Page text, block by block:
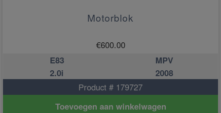
Motorblok
€600.00
E83
MPV
2.0i
2008
Product # 179727
Toevoegen aan winkelwagen